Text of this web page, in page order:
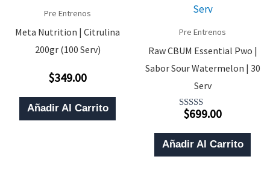
Pre Entrenos
Meta Nutrition | Citrulina
200gr (100 Serv)
Valorado
0
De
5
$349.00
Añadir Al Carrito
Pre Entrenos
Raw CBUM Essential Pwo |
Sabor Sour Watermelon | 30
Serv
Valorado
4.00
De 5
$699.00
Añadir Al Carrito